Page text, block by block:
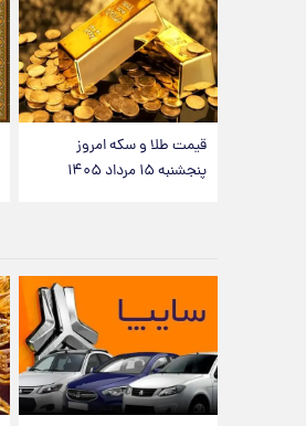
قیمت طلا و سکه امروز
پنجشنبه ۱۵ مرداد ۱۴۰۵